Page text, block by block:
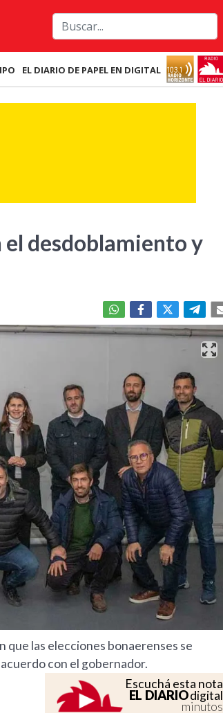
EL DIARIO DE PAPEL EN DIGITAL
desdoblamiento y
que las elecciones bonaerenses se
con el gobernador.
Escuchá esta nota
EL DIARIOdigital
minutos